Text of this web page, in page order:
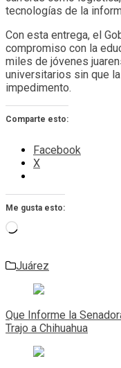
tecnologías de la
Con esta entrega, el
compromiso con la
miles de jóvenes
universitarios sin que
impedimento.
Comparte esto:
Facebook
X
Me gusta esto:
Cargando...
Juárez
Navegación
de
entradas
Que Informe la
Trajo a Chihuahua